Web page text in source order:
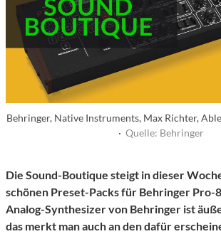
Behringer, Native Instruments, Max Richter,
· Quelle: Behringer
Die Sound-Boutique steigt in dieser
schönen Preset-Packs für Behringer Pro-
Analog-Synthesizer von Behringer ist
das merkt man auch an den dafür